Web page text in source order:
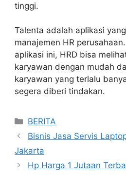
tinggi.
Talenta adalah aplikasi
manajemen HR
aplikasi ini, HRD bisa
karyawan dengan mudah
karyawan yang terlalu
segera diberi tindakan.
Categories
BERITA
Bisnis Jasa Servis
Jakarta
Hp Harga 1 Jutaan